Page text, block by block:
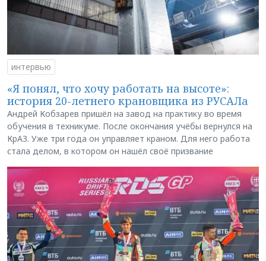
интервью
«Я понял, что хочу работать на высоте»:
история 20-летнего крановщика из РУСАЛа
Андрей Кобзарев пришёл на завод на практику во время
обучения в техникуме. После окончания учёбы вернулся на
КрАЗ. Уже три года он управляет краном. Для него работа
стала делом, в котором он нашёл своё призвание